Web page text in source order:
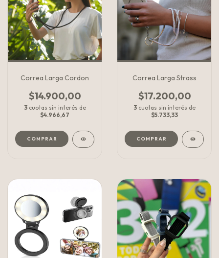
Correa Larga Cordon
$14.900,00
3 cuotas sin interés de
$4.966,67
COMPRAR
Correa Larga Strass
$17.200,00
3 cuotas sin interés de
$5.733,33
COMPRAR